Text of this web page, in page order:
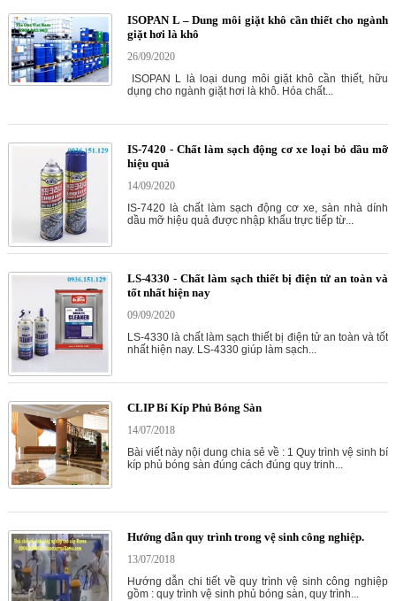
ISOPAN L – Dung môi giặt khô cần thiết cho ngành
giặt hơi là khô
26/09/2020
ISOPAN L là loại dung môi giặt khô cần thiết, hữu
dụng cho ngành giặt hơi là khô. Hóa chất...
IS-7420 - Chất làm sạch động cơ xe loại bỏ dầu mỡ
hiệu quả
14/09/2020
IS-7420 là chất làm sạch động cơ xe, sàn nhà dính
dầu mỡ hiệu quả được nhập khẩu trực tiếp từ...
LS-4330 - Chất làm sạch thiết bị điện tử an toàn và
tốt nhất hiện nay
09/09/2020
LS-4330 là chất làm sạch thiết bị điện tử an toàn và tốt
nhất hiện nay. LS-4330 giúp làm sạch...
CLIP Bí Kíp Phủ Bóng Sàn
14/07/2018
Bài viết này nội dung chia sẻ về : 1 Quy trình vệ sinh bí
kíp phủ bóng sàn đúng cách đúng quy trinh...
Hướng dẫn quy trình trong vệ sinh công nghiệp.
13/07/2018
Hướng dẫn chi tiết về quy trình vệ sinh công nghiệp
gồm : quy trình vệ sinh phủ bóng sàn, quy trình...